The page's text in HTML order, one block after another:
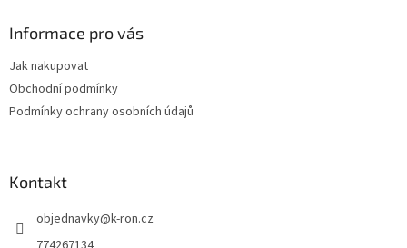
Informace pro vás
Jak nakupovat
Obchodní podmínky
Podmínky ochrany osobních údajů
Kontakt
objednavky@k-ron.cz